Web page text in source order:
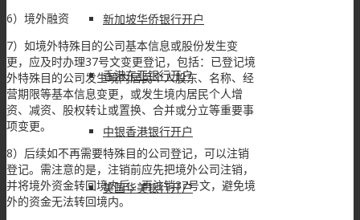
新加坡华侨银行开户
香港东亚银行开户
中银香港银行开户
美国华美银行开户
6）境外融资
7）如境外特殊目的公司基本信息或股份发生变
更，应及时办理37号文变更登记，包括：已登记境
外特殊目的公司发生境内居民个人股东、名称、经
营期限等基本信息变更，或发生境内居民个人增
资、减资、股权转让或置换、合并或分立等重要事
项变更。
8）后续如不再需要特殊目的公司登记，可以注销
登记。需注意的是，注销前应先把境外公司注销，
并将境外资金转回境内后，再注销37号文，避免境
外的资金无法转回境内。